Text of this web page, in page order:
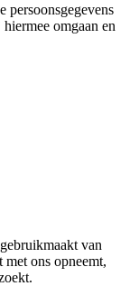
omgaan en
van
met ons opneemt,